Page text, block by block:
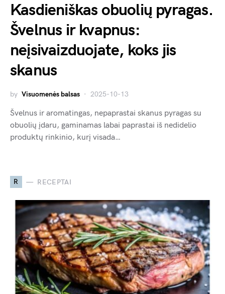
Kasdieniškas obuolių pyragas.
Švelnus ir kvapnus:
neįsivaizduojate, koks jis
skanus
by Visuomenės balsas 2025-10-13
Švelnus ir aromatingas, nepaprastai skanus pyragas su
obuolių įdaru, gaminamas labai paprastai iš nedidelio
produktų rinkinio, kurį visada…
R RECEPTAI